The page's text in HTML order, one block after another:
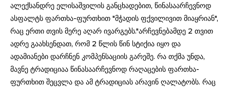
ალექსანდრე ელისაშვილის განცხადებით, წინასაარჩევნოდ
ასფალტს ფართხა-ფურთხით "მჭადის ფქვილივით მიაყრიან",
რაც ერთი თვის მერე აღარ ივარგებს."არჩევნებამდე 2 თვით
ადრე გაახსენდათ, რომ 2 წლის წინ სტიქია იყო და
ადამიანები დარჩნენ კომპენსაციის გარეშე. რა თქმა უნდა,
მავნე ტრადიციაა წინასაარჩევნოდ რაღაცების ფართხა-
ფურთხით შეცვლა და ამ ტრადიციას არავინ ღალატობს. რაც